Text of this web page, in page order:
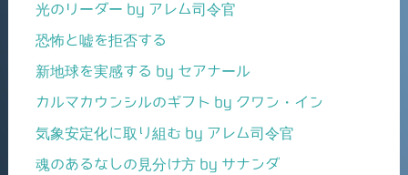
光のリーダー by アレム司令官
恐怖と嘘を拒否する
新地球を実感する by セアナール
カルマカウンシルのギフト by クワン・イン
気象安定化に取り組む by アレム司令官
魂のあるなしの見分け方 by サナンダ